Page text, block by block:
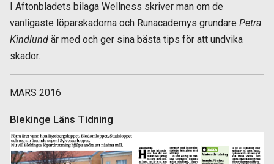
I Aftonbladets bilaga Wellness skriver man om de
vanligaste löparskadorna och Runacademys grundare Petra
Kindlund är med och ger sina bästa tips för att undvika
skador.
MARS 2016
Blekinge Läns Tidning